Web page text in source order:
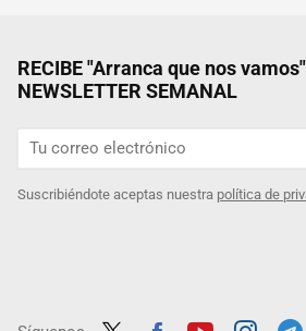
RECIBE "Arranca que nos
NEWSLETTER SEMANAL
Suscribiéndote aceptas nuestra política de